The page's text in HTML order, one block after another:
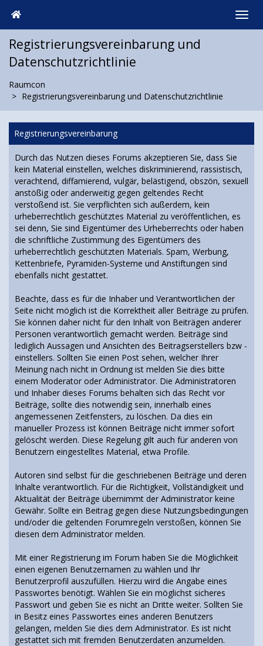
Registrierungsvereinbarung und
Datenschutzrichtlinie
Raumcon
Registrierungsvereinbarung und Datenschutzrichtlinie
Registrierungsvereinbarung
Durch das Nutzen dieses Forums akzeptieren Sie, dass Sie
kein Material einstellen, welches diskriminierend, rassistisch,
verachtend, diffamierend, vulgär, belästigend, obszön, sexuell
anstößig oder anderweitig gegen geltendes Recht
verstoßend ist. Sie verpflichten sich außerdem, kein
urheberrechtlich geschütztes Material zu veröffentlichen, es
sei denn, Sie sind Eigentümer des Urheberrechts oder haben
die schriftliche Zustimmung des Eigentümers des
urheberrechtlich geschützten Materials. Spam, Werbung,
Kettenbriefe, Pyramiden-Systeme und Anstiftungen sind
ebenfalls nicht gestattet.
Beachte, dass es für die Inhaber und Verantwortlichen der
Seite nicht möglich ist die Korrektheit aller Beiträge zu prüfen.
Sie können daher nicht für den Inhalt von Beiträgen anderer
Personen verantwortlich gemacht werden. Beiträge sind
lediglich Aussagen und Ansichten des Beitragserstellers bzw -
einstellers. Sollten Sie einen Post sehen, welcher Ihrer
Meinung nach nicht in Ordnung ist melden Sie dies bitte
einem Moderator oder Administrator. Die Administratoren
und Inhaber dieses Forums behalten sich das Recht vor
Beiträge, sollte dies notwendig sein, innerhalb eines
angemessenen Zeitfensters, zu löschen. Da dies ein
manueller Prozess ist können Beiträge nicht immer sofort
gelöscht werden. Diese Regelung gilt auch für anderen von
Benutzern eingestelltes Material, etwa Profile.
Autoren sind selbst für die geschriebenen Beiträge und deren
Inhalte verantwortlich. Für die Richtigkeit, Vollständigkeit und
Aktualität der Beiträge übernimmt der Administrator keine
Gewähr. Sollte ein Beitrag gegen diese Nutzungsbedingungen
und/oder die geltenden Forumregeln verstoßen, können Sie
diesen dem Administrator melden.
Mit einer Registrierung im Forum haben Sie die Möglichkeit
einen eigenen Benutzernamen zu wählen und Ihr
Benutzerprofil auszufüllen. Hierzu wird die Angabe eines
Passwortes benötigt. Wählen Sie ein möglichst sicheres
Passwort und geben Sie es nicht an Dritte weiter. Sollten Sie
in Besitz eines Passwortes eines anderen Benutzers
gelangen, melden Sie dies dem Administrator. Es ist nicht
gestattet sich mit fremden Benutzerdaten anzumelden.